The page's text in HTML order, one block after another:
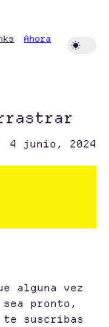
Ahora
4 junio, 2024
alguna vez
sea pronto,
te suscribas